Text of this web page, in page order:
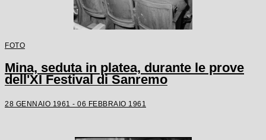
FOTO
Mina, seduta in platea, durante le prove
dell'XI Festival di Sanremo
28 GENNAIO 1961 - 06 FEBBRAIO 1961